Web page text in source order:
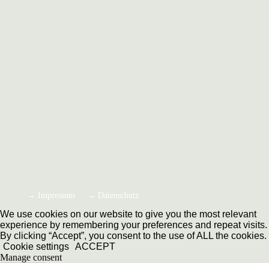
→ Impressum → Datenschutz
We use cookies on our website to give you the most relevant
experience by remembering your preferences and repeat visits.
By clicking “Accept”, you consent to the use of ALL the cookies.
Cookie settings ACCEPT
Manage consent